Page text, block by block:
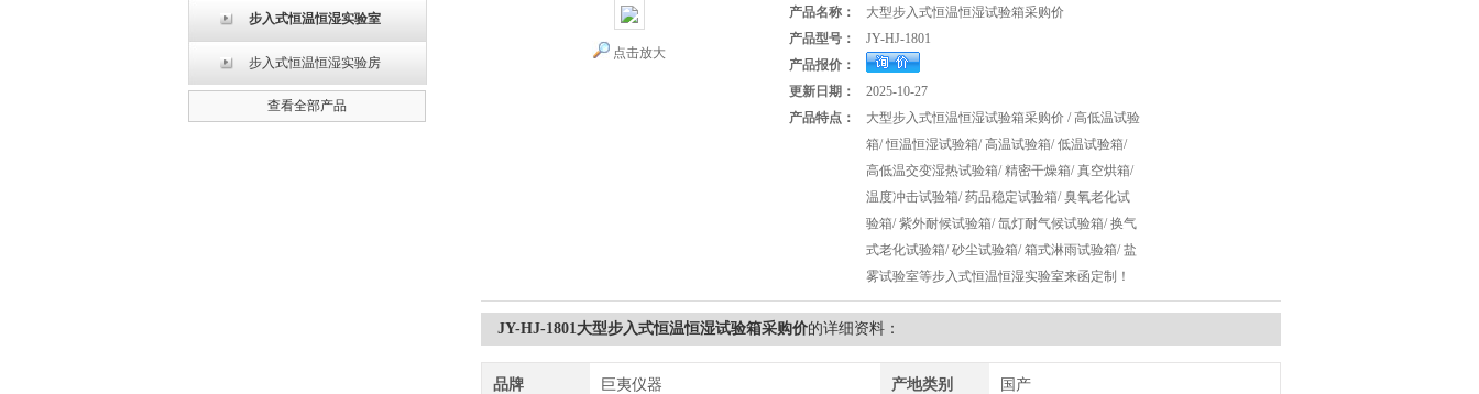
步入式恒温恒湿实验室
步入式恒温恒湿实验房
查看全部产品
点击放大
产品名称：
大型步入式恒温恒湿试验箱采购价
产品型号：
JY-HJ-1801
产品报价：
更新日期：
2025-10-27
产品特点：
大型步入式恒温恒湿试验箱采购价 / 高低温试验
箱/ 恒温恒湿试验箱/ 高温试验箱/ 低温试验箱/
高低温交变湿热试验箱/ 精密干燥箱/ 真空烘箱/
温度冲击试验箱/ 药品稳定试验箱/ 臭氧老化试
验箱/ 紫外耐候试验箱/ 氙灯耐气候试验箱/ 换气
式老化试验箱/ 砂尘试验箱/ 箱式淋雨试验箱/ 盐
雾试验室等步入式恒温恒湿实验室来函定制！
JY-HJ-1801大型步入式恒温恒湿试验箱采购价的详细资料：
品牌 巨夷仪器 产地类别 国产